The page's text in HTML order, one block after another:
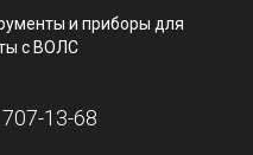
и приборы для
с ВОЛС
13-68